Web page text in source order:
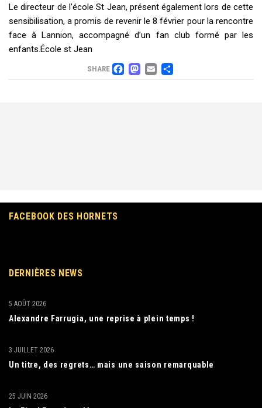
Le directeur de l’école St Jean, présent également lors de cette
sensibilisation, a promis de revenir le 8 février pour la rencontre
face à Lannion, accompagné d’un fan club formé par les
enfants.École st Jean
SHARE FACEBOOK
MASTODON
EMAIL
PARTAGER
FACEBOOK DES HORNETS
DERNIÈRES NEWS
Alexandre Farrugia, une reprise à plein temps !
5 AOÛT 2026
Un titre, des regrets… mais une saison remarquable
3 JUILLET 2026
25 JUIN 2026